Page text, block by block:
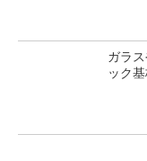
ガラ
ック